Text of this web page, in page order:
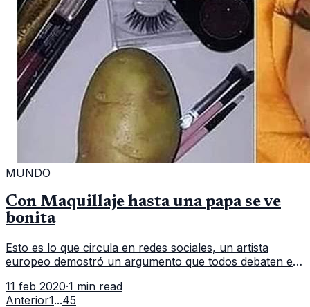
MUNDO
Con Maquillaje hasta una papa se ve
bonita
Esto es lo que circula en redes sociales, un artista
europeo demostró un argumento que todos debaten en
tarea de desment
11 feb 2020·1 min read
Anterior1...45